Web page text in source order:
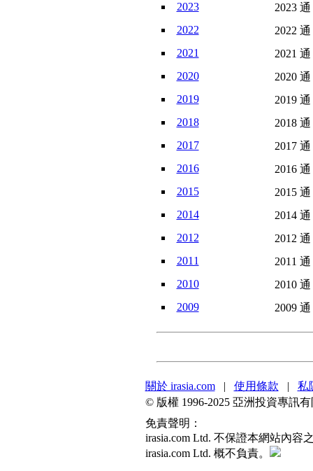
2023
2023
2022
2022
2021
2021
2020
2020
2019
2019
2018
2018
2017
2017
2016
2016
2015
2015
2014
2014
2012
2012
2011
2011
2010
2010
2009
2009
關於 irasia.com| 使用條款 | 私
© 版權 1996-2025 亞洲投資專訊
免責聲明：
irasia.com Ltd. 不保證本網站內
irasia.com Ltd. 概不負責。